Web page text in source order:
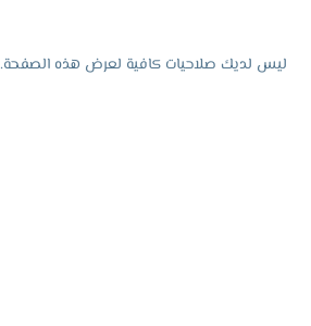
ليس لديك صلاحيات كافية لعرض هذه الصفحة.